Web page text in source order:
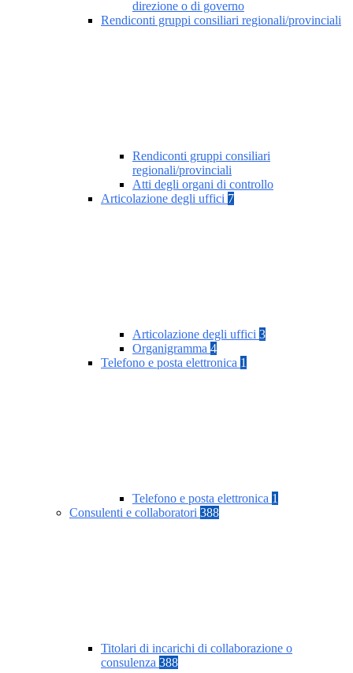
direzione o di governo
Rendiconti gruppi consiliari regionali/provinciali
Rendiconti gruppi consiliari
regionali/provinciali
Atti degli organi di controllo
Articolazione degli uffici 7
Articolazione degli uffici 3
Organigramma 4
Telefono e posta elettronica 1
Telefono e posta elettronica 1
Consulenti e collaboratori 388
Titolari di incarichi di collaborazione o
consulenza 388